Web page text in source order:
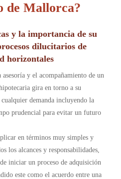
de Mallorca?
y la importancia de su
dilucitarios de
horizontales
y el acompañamiento de un
gira en torno a su
demanda incluyendo la
prudencial para evitar un futuro
en términos muy simples y
los alcances y responsabilidades,
iniciar un proceso de adquisición
este como el acuerdo entre una